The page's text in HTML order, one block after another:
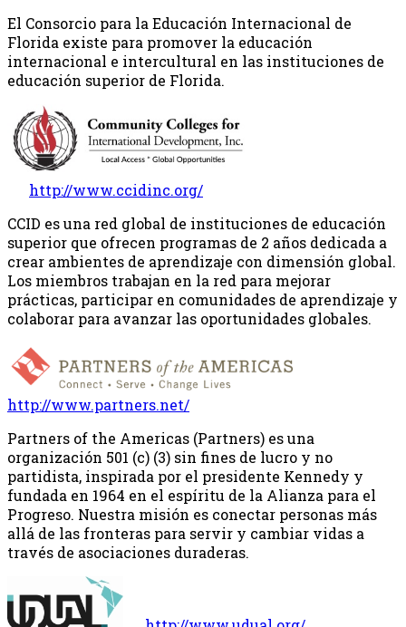
El Consorcio para la Educación Internacional de
Florida existe para promover la educación
internacional e intercultural en las instituciones de
educación superior de Florida.
http://www.ccidinc.org/
CCID es una red global de instituciones de educación
superior que ofrecen programas de 2 años dedicada a
crear ambientes de aprendizaje con dimensión global.
Los miembros trabajan en la red para mejorar
prácticas, participar en comunidades de aprendizaje y
colaborar para avanzar las oportunidades globales.
http://www.partners.net/
Partners of the Americas (Partners) es una
organización 501 (c) (3) sin fines de lucro y no
partidista, inspirada por el presidente Kennedy y
fundada en 1964 en el espíritu de la Alianza para el
Progreso. Nuestra misión es conectar personas más
allá de las fronteras para servir y cambiar vidas a
través de asociaciones duraderas.